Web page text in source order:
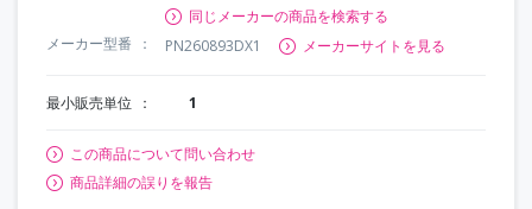
同じメーカーの商品を検索する
メーカー型番
PN260893DX1 メーカーサイトを見る
最小販売単位 1
この商品について問い合わせ
商品詳細の誤りを報告